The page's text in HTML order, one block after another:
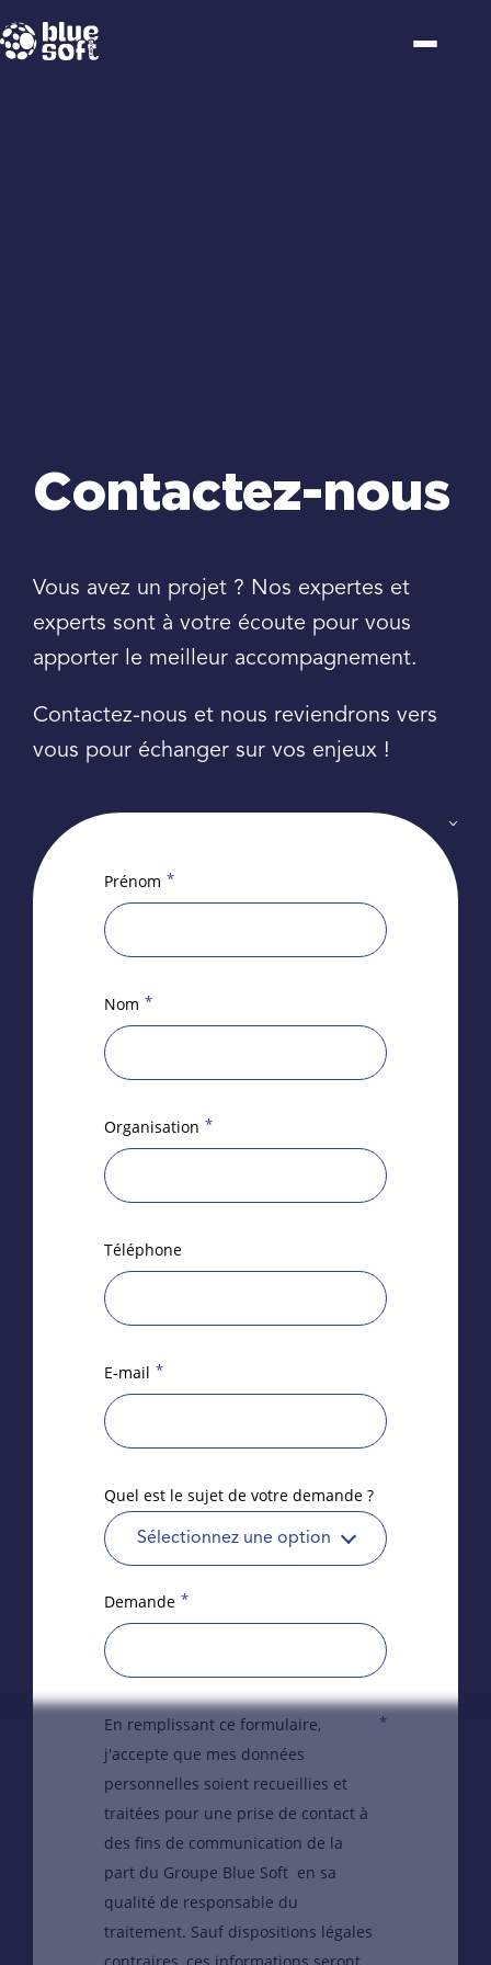
Passer
au
Contactez-nous
Vous avez un projet ? Nos expertes et
experts sont à votre écoute pour vous
apporter le meilleur accompagnement.
Contactez-nous et nous reviendrons vers
vous pour échanger sur vos enjeux !
Prénom *
Nom *
Organisation *
Téléphone
E-mail *
Quel est le sujet de votre demande ?
Sélectionnez une option
Demande *
En remplissant ce formulaire,
j'accepte que mes données
personnelles soient recueillies et
traitées pour une prise de contact à
des fins de communication de la
part du Groupe Blue Soft en sa
qualité de responsable du
traitement. Sauf dispositions légales
*